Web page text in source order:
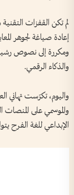
لم تكن القفزات
إعادة صياغة لجوهر
ومكررة إلى نصوص
والذكاء الرقمي.
واليوم، تكرّست تهاني
والموسمي على
الإبداعي للغة الفرح